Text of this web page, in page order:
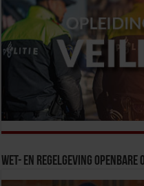
Wet- en Regelgeving Openbare